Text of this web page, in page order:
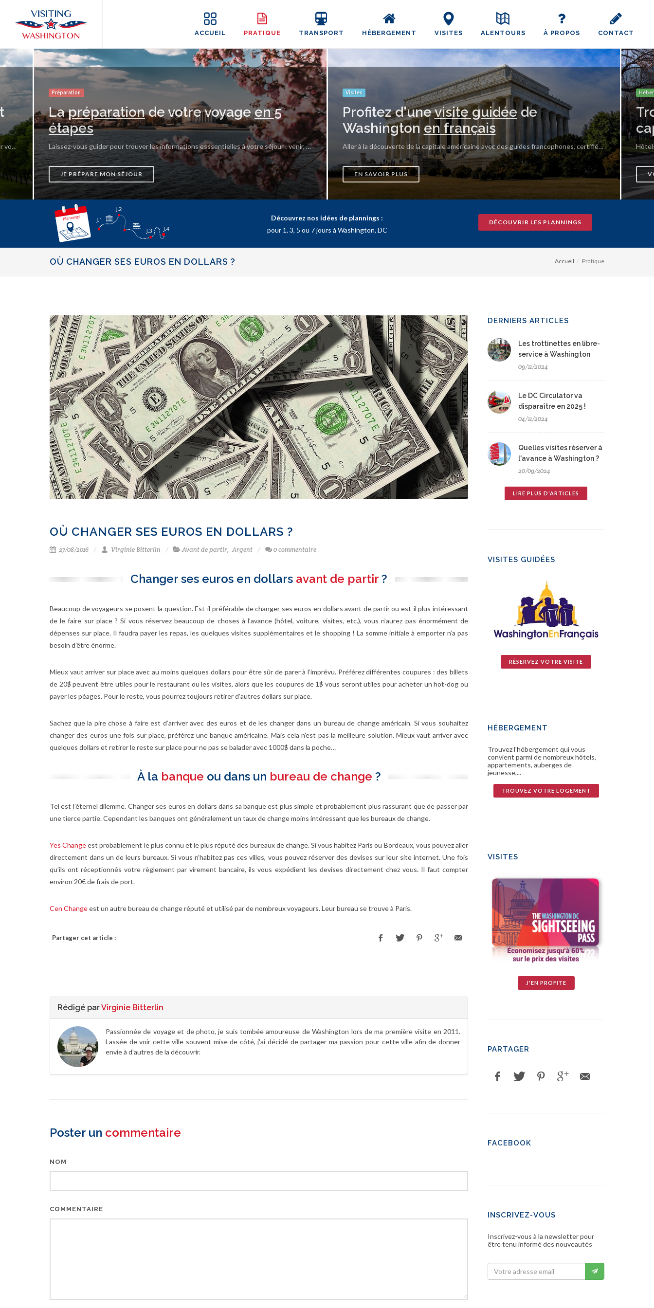
ACCUEIL PRATIQUE TRANSPORT HÉBERGEMENT VISITES ALENTOURS À PROPOS CONTACT
Documents, règlementations, infomations... retrouvez les informations utiles pour votre séjour.
Préparation
Lapréparationde votre voyageen 5
étapes
Laissez-vous guider pour trouver les informations esssentielles à votre séjour : venir, circuler, se loger, visiter et sortir à Washington.
JE PRÉPARE MON SÉJOUR
Visites
Profitez d'unevisite guidéede
Washington en français
Aller à la découverte de la capitale américaine avec des guides francophones, certifiés par la ville.
EN SAVOIR PLUS
Découvrez nos idées de plannings :
pour 1, 3, 5 ou 7 jours à Washington, DC
DÉCOUVRIR LES PLANNINGS
OÙ CHANGER SES EUROS EN DOLLARS ? Accueil Pratique
OÙ CHANGER SES EUROS EN DOLLARS ?
27/08/2016 Virginie Bitterlin Avant de partir,Argent 0 commentaire
Changer ses euros en dollars avant de partir ?
Beaucoup de voyageurs se posent la question. Est-il préférable de changer ses euros en dollars avant de partir ou est-il plus intéressant
de le faire sur place ? Si vous réservez beaucoup de choses à l’avance (hôtel, voiture, visites, etc.), vous n’aurez pas énormément de
dépenses sur place. Il faudra payer les repas, les quelques visites supplémentaires et le shopping ! La somme initiale à emporter n’a pas
besoin d’être énorme.
Mieux vaut arriver sur place avec au moins quelques dollars pour être sûr de parer à l’imprévu. Préférez différentes coupures : des billets
de 20$ peuvent être utiles pour le restaurant ou les visites, alors que les coupures de 1$ vous seront utiles pour acheter un hot-dog ou
payer les péages. Pour le reste, vous pourrez toujours retirer d’autres dollars sur place.
Sachez que la pire chose à faire est d’arriver avec des euros et de les changer dans un bureau de change américain. Si vous souhaitez
changer des euros une fois sur place, préférez une banque américaine. Mais cela n’est pas la meilleure solution. Mieux vaut arriver avec
quelques dollars et retirer le reste sur place pour ne pas se balader avec 1000$ dans la poche…
À la banque ou dans un bureau de change ?
Tel est l’éternel dilemme. Changer ses euros en dollars dans sa banque est plus simple et probablement plus rassurant que de passer par
une tierce partie. Cependant les banques ont généralement un taux de change moins intéressant que les bureaux de change.
Yes Changeest probablement le plus connu et le plus réputé des bureaux de change. Si vous habitez Paris ou Bordeaux, vous pouvez aller
directement dans un de leurs bureaux. Si vous n’habitez pas ces villes, vous pouvez réserver des devises sur leur site internet. Une fois
qu’ils ont réceptionnés votre règlement par virement bancaire, ils vous expédient les devises directement chez vous. Il faut compter
environ 20€ de frais de port.
Cen Changeest un autre bureau de change réputé et utilisé par de nombreux voyageurs. Leur bureau se trouve à Paris.
Partager cet article :
Rédigé parVirginie Bitterlin
Passionnée de voyage et de photo, je suis tombée amoureuse de Washington lors de ma première visite en 2011.
Lassée de voir cette ville souvent mise de côté, j'ai décidé de partager ma passion pour cette ville afin de donner
envie à d'autres de la découvrir.
Poster un commentaire
NOM
COMMENTAIRE
DERNIERS ARTICLES
Les trottinettes en libre-
service à Washington
09/11/2024
Le DC Circulator va
disparaître en 2025 !
04/11/2024
Quelles visites réserver à
l'avance à Washington ?
20/09/2024
LIRE PLUS D'ARTICLES
VISITES GUIDÉES
RÉSERVEZ VOTRE VISITE
HÉBERGEMENT
Trouvez l'hébergement qui vous
convient parmi de nombreux hôtels,
appartements, auberges de
jeunesse,...
TROUVEZ VOTRE LOGEMENT
VISITES
J'EN PROFITE
PARTAGER
FACEBOOK
INSCRIVEZ-VOUS
Inscrivez-vous à la newsletter pour
être tenu informé des nouveautés